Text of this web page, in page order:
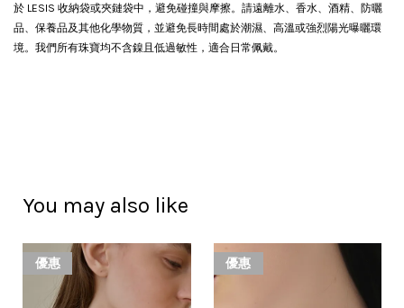
於 LESIS 收納袋或夾鏈袋中，避免碰撞與摩擦。請遠離水、香水、酒精、防曬
品、保養品及其他化學物質，並避免長時間處於潮濕、高溫或強烈陽光曝曬環
境。我們所有珠寶均不含鎳且低過敏性，適合日常佩戴。
You may also like
優惠 優惠